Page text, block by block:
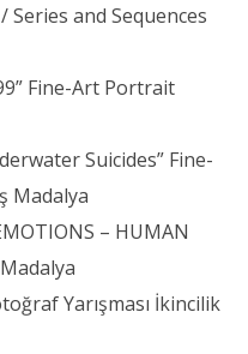
Series and Sequences
Fine-Art Portrait
Suicides” Fine-
Madalya
– HUMAN
Yarışması İkincilik